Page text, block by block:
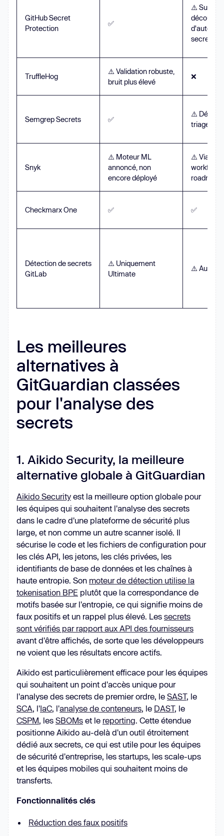
GitHub Secret
Protection
✅
⚠️ Suit et
d'autofix
secrets
TruffleHog
⚠️ Validation robuste,
bruit plus élevé
❌
Semgrep Secrets ✅
⚠️
triage
Snyk
⚠️ Moteur ML
annoncé, non
encore déployé
⚠️ Via
workflow
roadmap
Checkmarx One ✅ ✅
Détection de secrets
GitLab
⚠️ Uniquement
Ultimate
⚠️ Au sein
Les meilleures
alternatives à
GitGuardian classées
pour l'analyse des
secrets
1. Aikido Security, la meilleure
alternative globale à GitGuardian
Aikido Security est la meilleure option globale pour
les équipes qui souhaitent l'analyse des secrets
dans le cadre d'une plateforme de sécurité plus
large, et non comme un autre scanner isolé. Il
sécurise le code et les fichiers de configuration pour
les clés API, les jetons, les clés privées, les
identifiants de base de données et les chaînes à
haute entropie. Son moteur de détection utilise la
tokenisation BPE plutôt que la correspondance de
motifs basée sur l'entropie, ce qui signifie moins de
faux positifs et un rappel plus élevé. Les secrets
sont vérifiés par rapport aux API des fournisseurs
avant d'être affichés, de sorte que les développeurs
ne voient que les résultats encore actifs.
Aikido est particulièrement efficace pour les équipes
qui souhaitent un point d'accès unique pour
l'analyse des secrets de premier ordre, le SAST, le
SCA , l'IaC , l'analyse de conteneurs , le DAST, le
CSPM , les SBOMs et le reporting . Cette étendue
positionne Aikido au-delà d'un outil étroitement
dédié aux secrets, ce qui est utile pour les équipes
de sécurité d'entreprise, les startups, les scale-ups
et les équipes mobiles qui souhaitent moins de
transferts.
Fonctionnalités clés
Réduction des faux positifs